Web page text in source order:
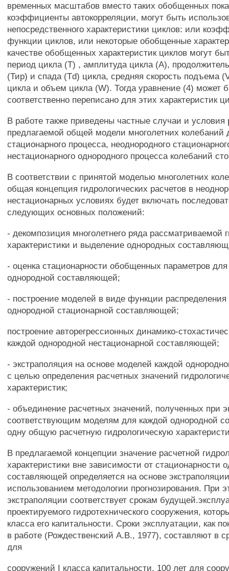
временных масштабов вместо таких обобщенных
коэффициенты автокорреляции, могут быть
непосредственного характеристики циклов: или
функции циклов, или некоторые обобщенные
качестве обобщенных характеристик циклов могут
период цикла (Т) , амплитуда цикла (А),
(Тир) и спада (Td) цикла, средняя скорость подъема
цикла и объем цикла (W). Тогда уравнение (4) может
соответственно переписано для этих характеристик
В работе также приведены частные случаи и условия
предлагаемой общей модели многолетних колебаний
стационарного процесса, неоднородного
нестационарного однородного процесса колебаний
В соответствии с принятой моделью многолетних
общая концепция гидрологических расчетов в
нестационарных условиях будет включать
следующих основных положений:
- декомпозиция многолетнего ряда рассматриваемой
характеристики и выделение однородных
- оценка стационарности обобщенных параметров
однородной составляющей;
- построение моделей в виде функции
однородной стационарной составляющей;
построение авторегрессионных динамико-
каждой однородной нестационарной составляющей;
- экстраполяция на основе моделей каждой
с целью определения расчетных значений
характеристик;
- объединение расчетных значений, полученных при
соответствующим моделям для каждой однородной
одну общую расчетную гидрологическую
В предлагаемой концепции значение расчетной
характеристики вне зависимости от стационарности
составляющей определяется на основе
использованием методологии прогнозирования. При
экстраполяции соответствует срокам
проектируемого гидротехнического сооружения,
класса его капитальности. Сроки эксплуатации, как
в работе (Рождественский A.B., 1977), составляют в
для
сооружений I класса капитальности, 100 лет для